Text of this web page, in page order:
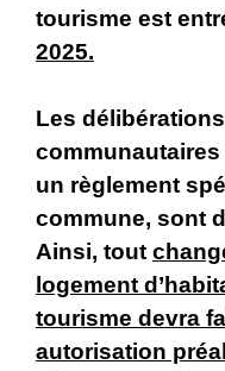
tourisme est
2025.
Les
communautaires
un règlement
commune, sont
Ainsi, tout
logement
tourisme devra
autorisation